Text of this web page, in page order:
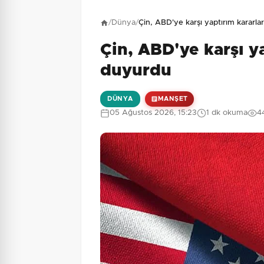
Güvenlik Sorusu: 2 + 4 = ?
/Dünya/Çin, ABD'ye karşı yaptırım
Çin, ABD'ye karşı
duyurdu
DÜNYA MANŞET
05 Ağustos 2026, 15:23 1 dk okuma